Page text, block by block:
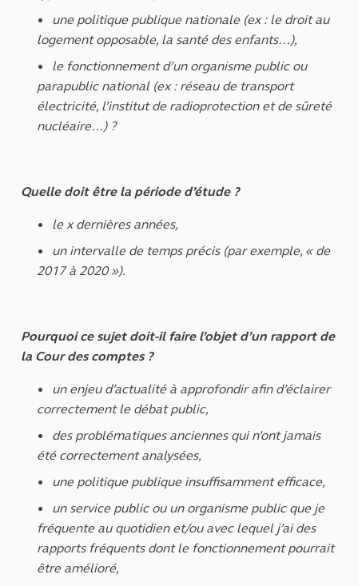
une politique publique nationale (ex : le droit au
logement opposable, la santé des enfants…),
le fonctionnement d’un organisme public ou
parapublic national (ex : réseau de transport
électricité, l’institut de radioprotection et de sûreté
nucléaire…) ?
Quelle doit être la période d’étude ?
le x dernières années,
un intervalle de temps précis (par exemple, « de
2017 à 2020 »).
Pourquoi ce sujet doit-il faire l’objet d’un rapport de
la Cour des comptes ?
un enjeu d’actualité à approfondir afin d’éclairer
correctement le débat public,
des problématiques anciennes qui n’ont jamais
été correctement analysées,
une politique publique insuffisamment efficace,
un service public ou un organisme public que je
fréquente au quotidien et/ou avec lequel j’ai des
rapports fréquents dont le fonctionnement pourrait
être amélioré,